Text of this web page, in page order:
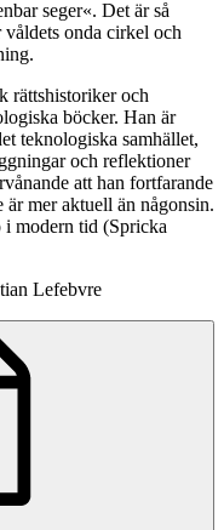
seger«. Det är så
onda cirkel och
rättshistoriker och
böcker. Han är
teknologiska samhället,
och reflektioner
att han fortfarande
mer aktuell än någonsin.
i modern tid (Spricka
Lefebvre